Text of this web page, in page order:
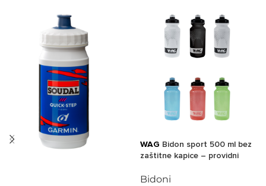
WAG Bidon sport 500 ml bez
zaštitne kapice – providni
Bidoni